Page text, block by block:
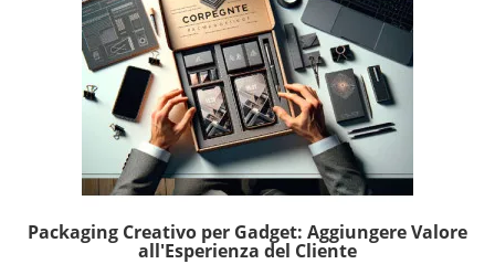
Packaging Creativo per Gadget: Aggiungere Valore
all'Esperienza del Cliente